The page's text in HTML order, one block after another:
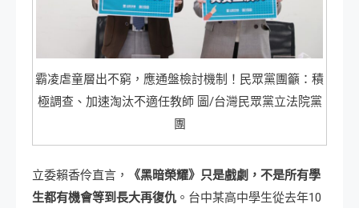
霸凌虐童層出不窮，應通盤檢討機制！民眾黨團籲：積
極調查、加速淘汰不適任教師 圖/台灣民眾黨立法院黨
團
立委賴香伶直言，
《黑暗榮耀》只是戲劇，不是所有學
生都有機會等到長大再復仇 。台中某高中學生從去年10